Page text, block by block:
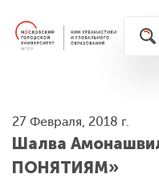
27 Февраля, 2018 г.
Шалва
ПОНЯТИЯМ»